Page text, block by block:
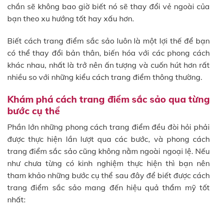
chắn sẽ không bao giờ biết nó sẽ thay đổi vẻ ngoài của
bạn theo xu hướng tốt hay xấu hơn.
Biết cách trang điểm sắc sảo luôn là một lợi thế để bạn
có thể thay đổi bản thân, biến hóa với các phong cách
khác nhau, nhất là trở nên ấn tượng và cuốn hút hơn rất
nhiều so với những kiểu cách trang điểm thông thường.
Khám phá cách trang điểm sắc sảo qua từng
bước cụ thể
Phần lớn những phong cách trang điểm đều đòi hỏi phải
được thực hiện lần lượt qua các bước, và phong cách
trang điểm sắc sảo cũng không nằm ngoài ngoại lệ. Nếu
như chưa từng có kinh nghiệm thực hiện thì bạn nên
tham khảo những bước cụ thể sau đây để biết được cách
trang điểm sắc sảo mang đến hiệu quả thẩm mỹ tốt
nhất: